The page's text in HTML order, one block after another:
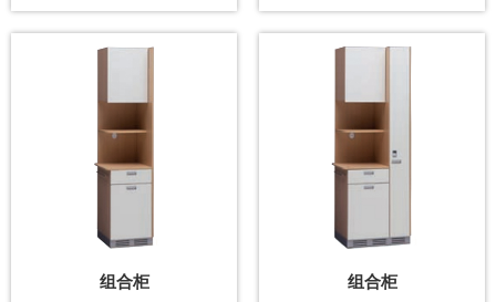
组合柜 组合柜